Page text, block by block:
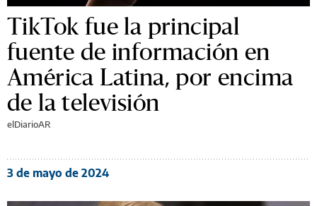
TikTok fue la principal
fuente de información en
América Latina, por encima
de la televisión
elDiarioAR
3 de mayo de 2024